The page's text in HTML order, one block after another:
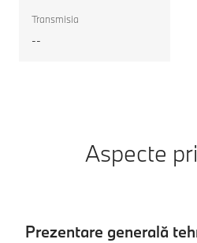
Transmisia
--
Aspecte
Prezentare generală